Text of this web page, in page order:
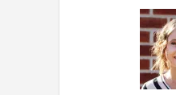
chemin de votre
qui est important pour